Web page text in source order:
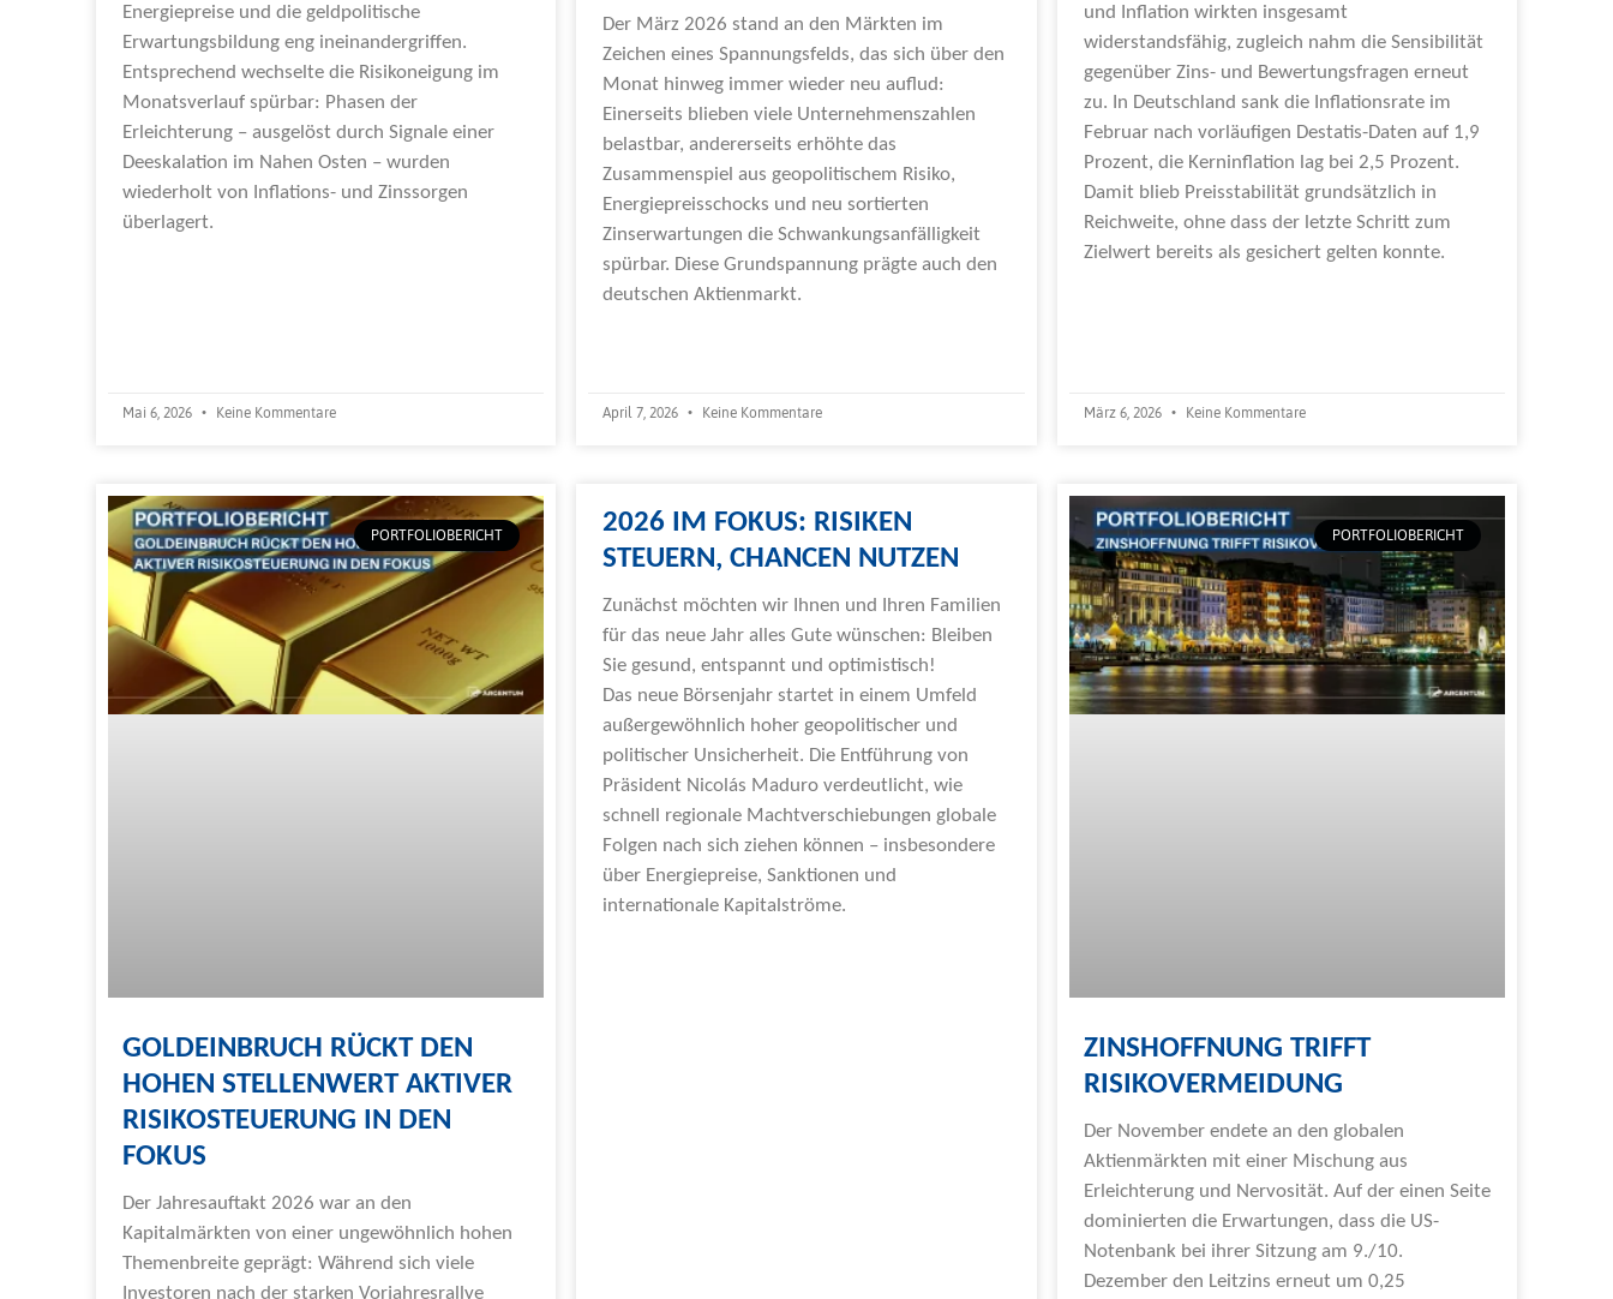
Energiepreise und die geldpolitische
Erwartungsbildung eng ineinandergriffen.
Entsprechend wechselte die Risikoneigung im
Monatsverlauf spürbar: Phasen der
Erleichterung – ausgelöst durch Signale einer
Deeskalation im Nahen Osten – wurden
wiederholt von Inflations- und Zinssorgen
überlagert.
Mai 6, 2026 Keine Kommentare
Der März 2026 stand an den Märkten im
Zeichen eines Spannungsfelds, das sich über den
Monat hinweg immer wieder neu auflud:
Einerseits blieben viele Unternehmenszahlen
belastbar, andererseits erhöhte das
Zusammenspiel aus geopolitischem Risiko,
Energiepreisschocks und neu sortierten
Zinserwartungen die Schwankungsanfälligkeit
spürbar. Diese Grundspannung prägte auch den
deutschen Aktienmarkt.
April 7, 2026 Keine Kommentare
und Inflation wirkten insgesamt
widerstandsfähig, zugleich nahm die Sensibilität
gegenüber Zins- und Bewertungsfragen erneut
zu. In Deutschland sank die Inflationsrate im
Februar nach vorläufigen Destatis-Daten auf 1,9
Prozent, die Kerninflation lag bei 2,5 Prozent.
Damit blieb Preisstabilität grundsätzlich in
Reichweite, ohne dass der letzte Schritt zum
Zielwert bereits als gesichert gelten konnte.
März 6, 2026 Keine Kommentare
PORTFOLIOBERICHT
GOLDEINBRUCH RÜCKT DEN
HOHEN STELLENWERT AKTIVER
RISIKOSTEUERUNG IN DEN
FOKUS
Der Jahresauftakt 2026 war an den
Kapitalmärkten von einer ungewöhnlich hohen
Themenbreite geprägt: Während sich viele
Investoren nach der starken Vorjahresrallye
2026 IM FOKUS: RISIKEN
STEUERN, CHANCEN NUTZEN
Zunächst möchten wir Ihnen und Ihren Familien
für das neue Jahr alles Gute wünschen: Bleiben
Sie gesund, entspannt und optimistisch!
Das neue Börsenjahr startet in einem Umfeld
außergewöhnlich hoher geopolitischer und
politischer Unsicherheit. Die Entführung von
Präsident Nicolás Maduro verdeutlicht, wie
schnell regionale Machtverschiebungen globale
Folgen nach sich ziehen können – insbesondere
über Energiepreise, Sanktionen und
internationale Kapitalströme.
PORTFOLIOBERICHT
ZINSHOFFNUNG TRIFFT
RISIKOVERMEIDUNG
Der November endete an den globalen
Aktienmärkten mit einer Mischung aus
Erleichterung und Nervosität. Auf der einen Seite
dominierten die Erwartungen, dass die US-
Notenbank bei ihrer Sitzung am 9./10.
Dezember den Leitzins erneut um 0,25